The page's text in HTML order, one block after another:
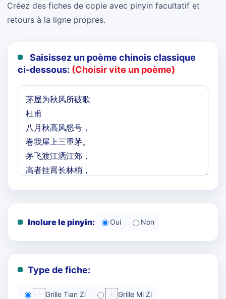
Créez des fiches de copie avec pinyin facultatif et
retours à la ligne propres.
Saisissez un poème chinois classique
ci-dessous: (Choisir vite un poème)
Inclure le pinyin: Oui Non
Type de fiche:
Grille Tian Zi Grille Mi Zi